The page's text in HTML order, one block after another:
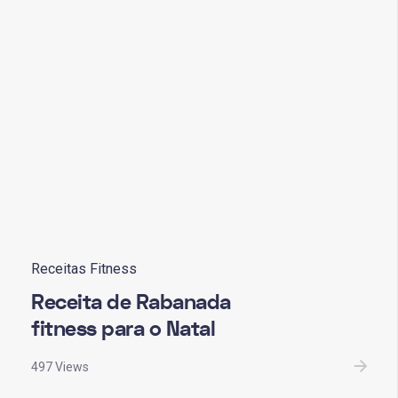
Receitas Fitness
Receita de Rabanada
fitness para o Natal
497 Views